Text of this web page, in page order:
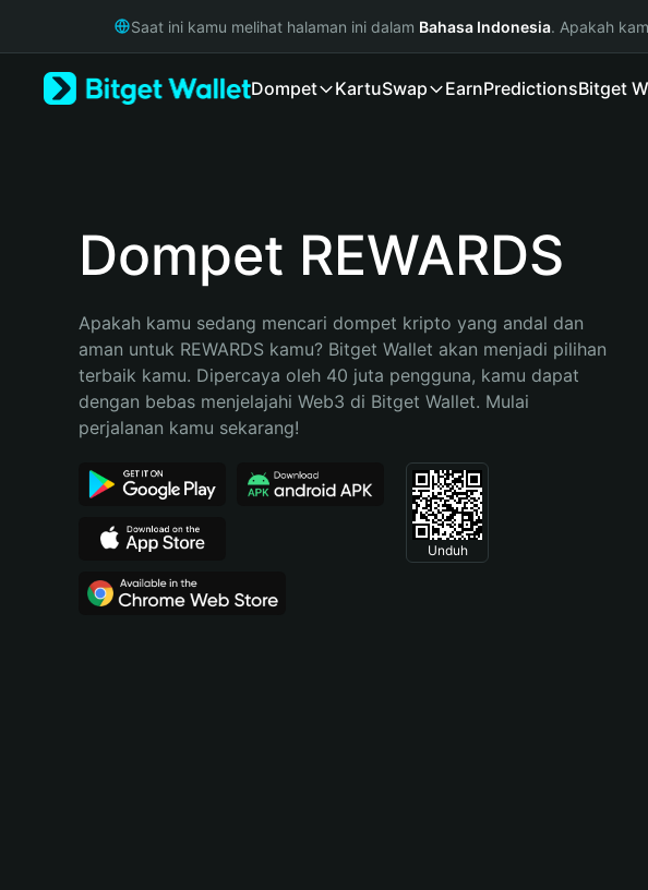
Русский
Bahasa Indonesia
Español (Argentina)
Saat ini kamu melihat halaman ini dalam Bahasa Indonesia. Apakah
Dompet KartuSwap EarnPredictionsBitget
Dompet REWARDS
Apakah kamu sedang mencari dompet kripto yang andal dan
aman untuk REWARDS kamu? Bitget Wallet akan menjadi pilihan
terbaik kamu. Dipercaya oleh 40 juta pengguna, kamu dapat
dengan bebas menjelajahi Web3 di Bitget Wallet. Mulai
perjalanan kamu sekarang!
Unduh